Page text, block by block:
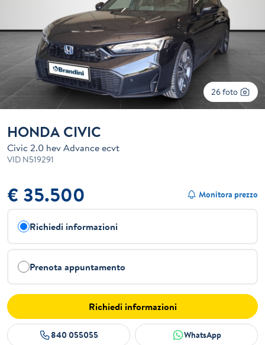
26 foto
HONDA CIVIC
Civic 2.0 hev Advance ecvt
VID N519291
€ 35.500 Monitora prezzo
Richiedi informazioni
Prenota appuntamento
Richiedi informazioni
840 055055 WhatsApp